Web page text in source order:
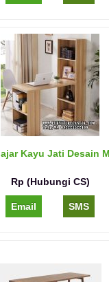
Kayu Jati Desain
Rp (Hubungi CS)
Email SMS